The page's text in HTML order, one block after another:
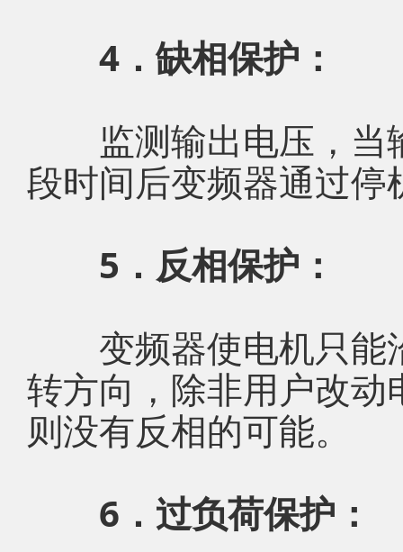
4．缺相保护：
监测输出电压，当
段时间后变频器通过停
5．反相保护：
变频器使电机只能
转方向，除非用户改动
则没有反相的可能。
6．过负荷保护：